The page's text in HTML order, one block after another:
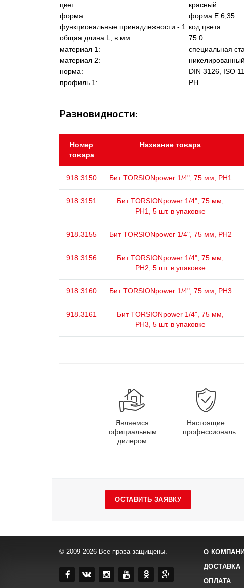
цвет:
красный
форма:
форма Е 6,35
функциональные принадлежности - 1: код цвета
общая длина L, в мм:
75.0
материал 1:
специальная
материал 2:
никелированный
норма:
DIN 3126, ISO
профиль 1:
PH
Разновидности:
Номер
товара
Название товара
918.3150 Бит TORSIONpower 1/4", 75 мм, PH1
918.3151
Бит TORSIONpower 1/4", 75 мм,
PH1, 5 шт. в упаковке
918.3155 Бит TORSIONpower 1/4", 75 мм, PH2
918.3156
Бит TORSIONpower 1/4", 75 мм,
PH2, 5 шт. в упаковке
918.3160 Бит TORSIONpower 1/4", 75 мм, PH3
918.3161
Бит TORSIONpower 1/4", 75 мм,
PH3, 5 шт. в упаковке
Являемся
официальным
дилером
Настоящие
профессионалы
ОСТАВИТЬ ЗАЯВКУ
© 2009-2026 Все права защищены.
О
ДОСТАВКА
ОПЛАТА